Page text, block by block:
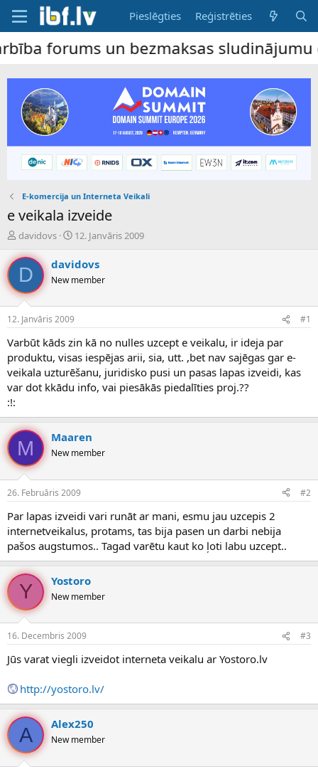
Pieslēgties Reģistrēties
un bezmaksas sludinājumu
E-komercija un Interneta Veikali
e veikala izveide
P
v
e
d
i
n
u
z
s
ā
ē
j
s
davidovs
S
k
m
a
t
u
m
s
12. Janvāris 2009
D davidovs
New member
12. Janvāris 2009 #1
Varbūt kāds zin kā no nulles uzcept e veikalu, ir ideja par
produktu, visas iespējas arii, sia, utt. ,bet nav sajēgas gar e-
veikala uzturēšanu, juridisko pusi un pasas lapas izveidi, kas
var dot kkādu info, vai piesākās piedalīties proj.??
:!:
M Maaren
New member
26. Februāris 2009 #2
Par lapas izveidi vari runāt ar mani, esmu jau uzcepis 2
internetveikalus, protams, tas bija pasen un darbi nebija
pašos augstumos.. Tagad varētu kaut ko ļoti labu uzcept..
Y Yostoro
New member
16. Decembris 2009 #3
Jūs varat viegli izveidot interneta veikalu ar Yostoro.lv
http://yostoro.lv/
A Alex250
New member